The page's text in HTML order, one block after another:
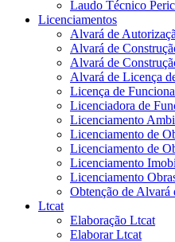
Laudo Técnico
Licenciamentos
Alvará de
Alvará de
Alvará de
Alvará de Licença
Licença de
Licenciadora de
Licenciamento
Licenciamento de
Licenciamento de
Licenciamento
Licenciamento
Obtenção de Alvará
Ltcat
Elaboração Ltcat
Elaborar Ltcat